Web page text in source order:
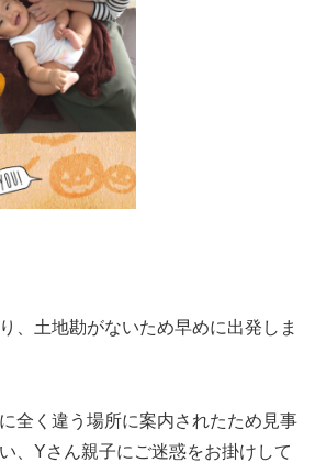
、土地勘がないため早めに出発しま
全く違う場所に案内されたため見事
、Yさん親子にご迷惑をお掛けして